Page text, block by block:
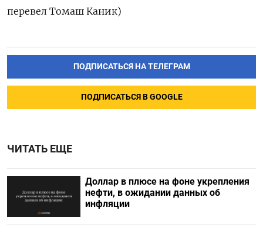
перевел Томаш Каник)
ПОДПИСАТЬСЯ НА ТЕЛЕГРАМ
ПОДПИСАТЬСЯ В GOOGLE
ЧИТАТЬ ЕЩЕ
Доллар в плюсе на фоне укрепления
нефти, в ожидании данных об
инфляции